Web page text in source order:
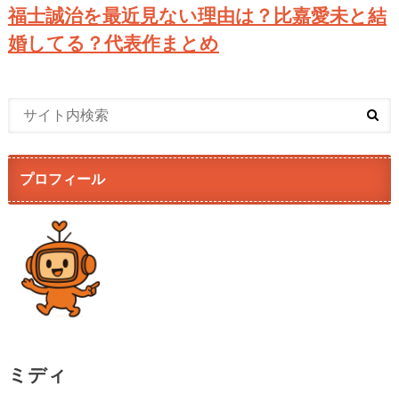
福士誠治を最近見ない理由は？比嘉愛未と結
婚してる？代表作まとめ
プロフィール
ミディ